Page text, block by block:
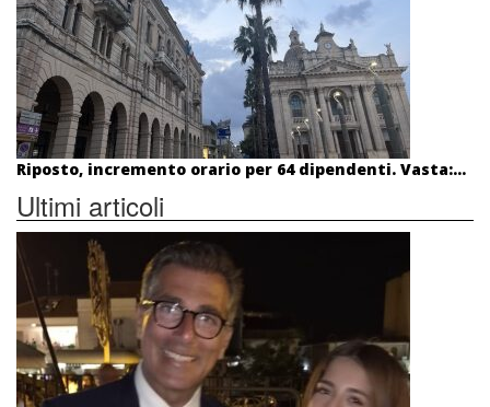
Riposto, incremento orario per 64 dipendenti. Vasta:...
Ultimi articoli